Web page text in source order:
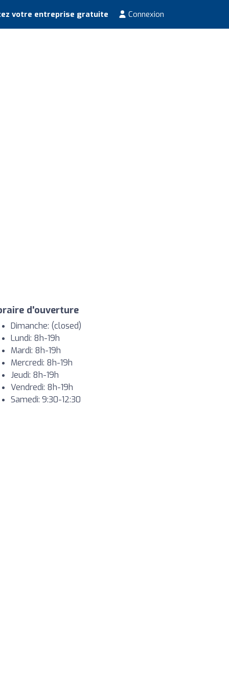
votre entreprise gratuite Connexion
d'ouverture
Dimanche: (closed)
Lundi: 8h-19h
Mardi: 8h-19h
Mercredi: 8h-19h
Jeudi: 8h-19h
Vendredi: 8h-19h
Samedi: 9:30-12:30